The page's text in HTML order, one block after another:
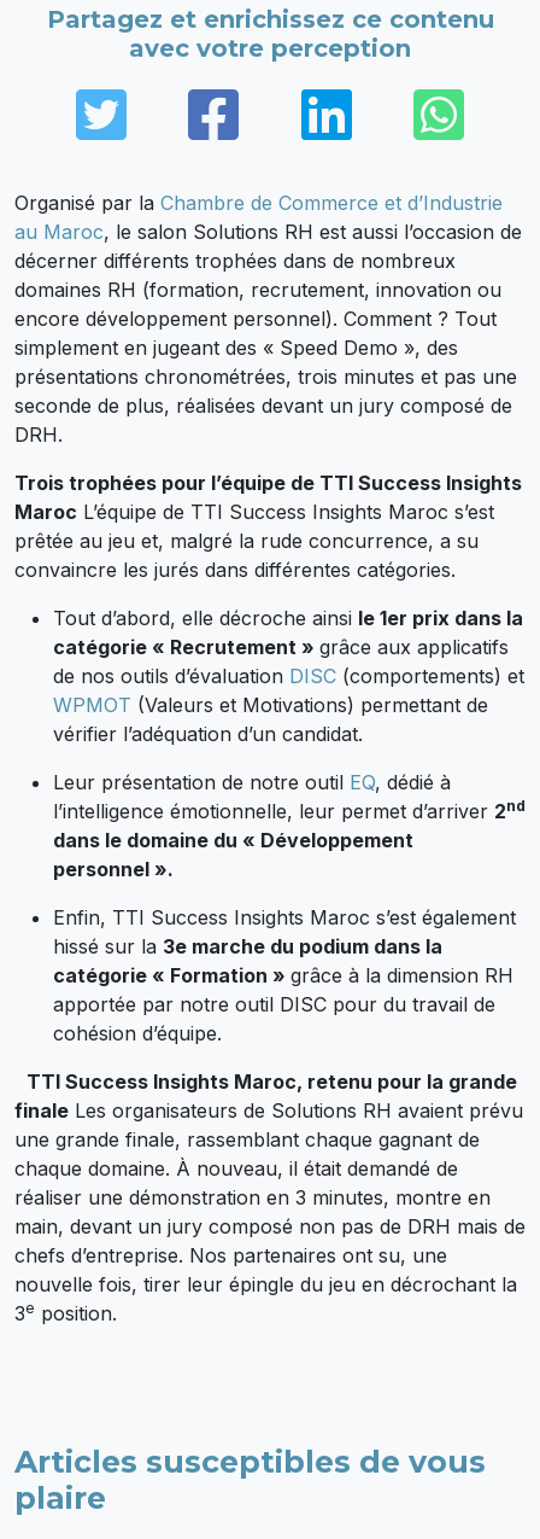
Partagez et enrichissez ce contenu
avec votre perception
TwitterFacebook
LinkedIn
Organisé par la Chambre de Commerce et d’Industrie
au Maroc, le salon Solutions RH est aussi l’occasion de
décerner différents trophées dans de nombreux
domaines RH (formation, recrutement, innovation ou
encore développement personnel). Comment ? Tout
simplement en jugeant des « Speed Demo », des
présentations chronométrées, trois minutes et pas une
seconde de plus, réalisées devant un jury composé de
DRH.
Trois trophées pour l’équipe de TTI Success Insights
Maroc L’équipe de TTI Success Insights Maroc s’est
prêtée au jeu et, malgré la rude concurrence, a su
convaincre les jurés dans différentes catégories.
Tout d’abord, elle décroche ainsi le 1er prix dans la
catégorie « Recrutement » grâce aux applicatifs
de nos outils d’évaluation DISC (comportements) et
WPMOT (Valeurs et Motivations) permettant de
vérifier l’adéquation d’un candidat.
Leur présentation de notre outil EQ, dédié à
l’intelligence émotionnelle, leur permet d’arriver 2nd
dans le domaine du « Développement
personnel ».
Enfin, TTI Success Insights Maroc s’est également
hissé sur la 3e marche du podium dans la
catégorie « Formation » grâce à la dimension RH
apportée par notre outil DISC pour du travail de
cohésion d’équipe.
TTI Success Insights Maroc, retenu pour la grande
finale Les organisateurs de Solutions RH avaient prévu
une grande finale, rassemblant chaque gagnant de
chaque domaine. À nouveau, il était demandé de
réaliser une démonstration en 3 minutes, montre en
main, devant un jury composé non pas de DRH mais de
chefs d’entreprise. Nos partenaires ont su, une
nouvelle fois, tirer leur épingle du jeu en décrochant la
3e position.
Articles susceptibles de vous
plaire